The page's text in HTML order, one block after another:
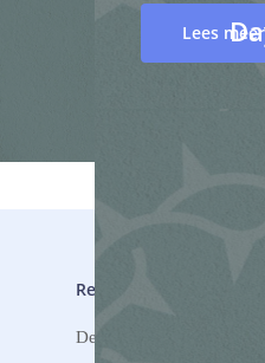
Lees meer
Reggestroom
De hoop van